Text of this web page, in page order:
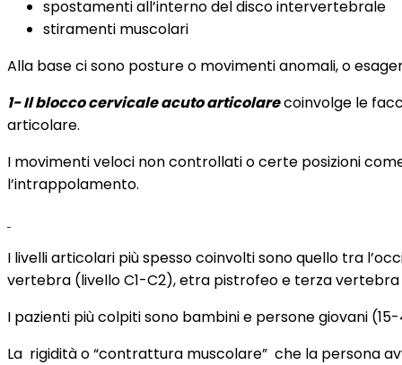
spostamenti all’interno del disco intervertebrale
stiramenti muscolari
Alla base ci sono posture o movimenti anomali, o
1- Il blocco cervicale acuto articolarecoinvolge le
articolare.
I movimenti veloci non controllati o certe posizioni
l’intrappolamento.
I livelli articolari più spesso coinvolti sono quello tra
vertebra (livello C1-C2), etra pistrofeo e terza
I pazienti più colpiti sono bambini e persone giovani
La rigidità o “contrattura muscolare” che la persona